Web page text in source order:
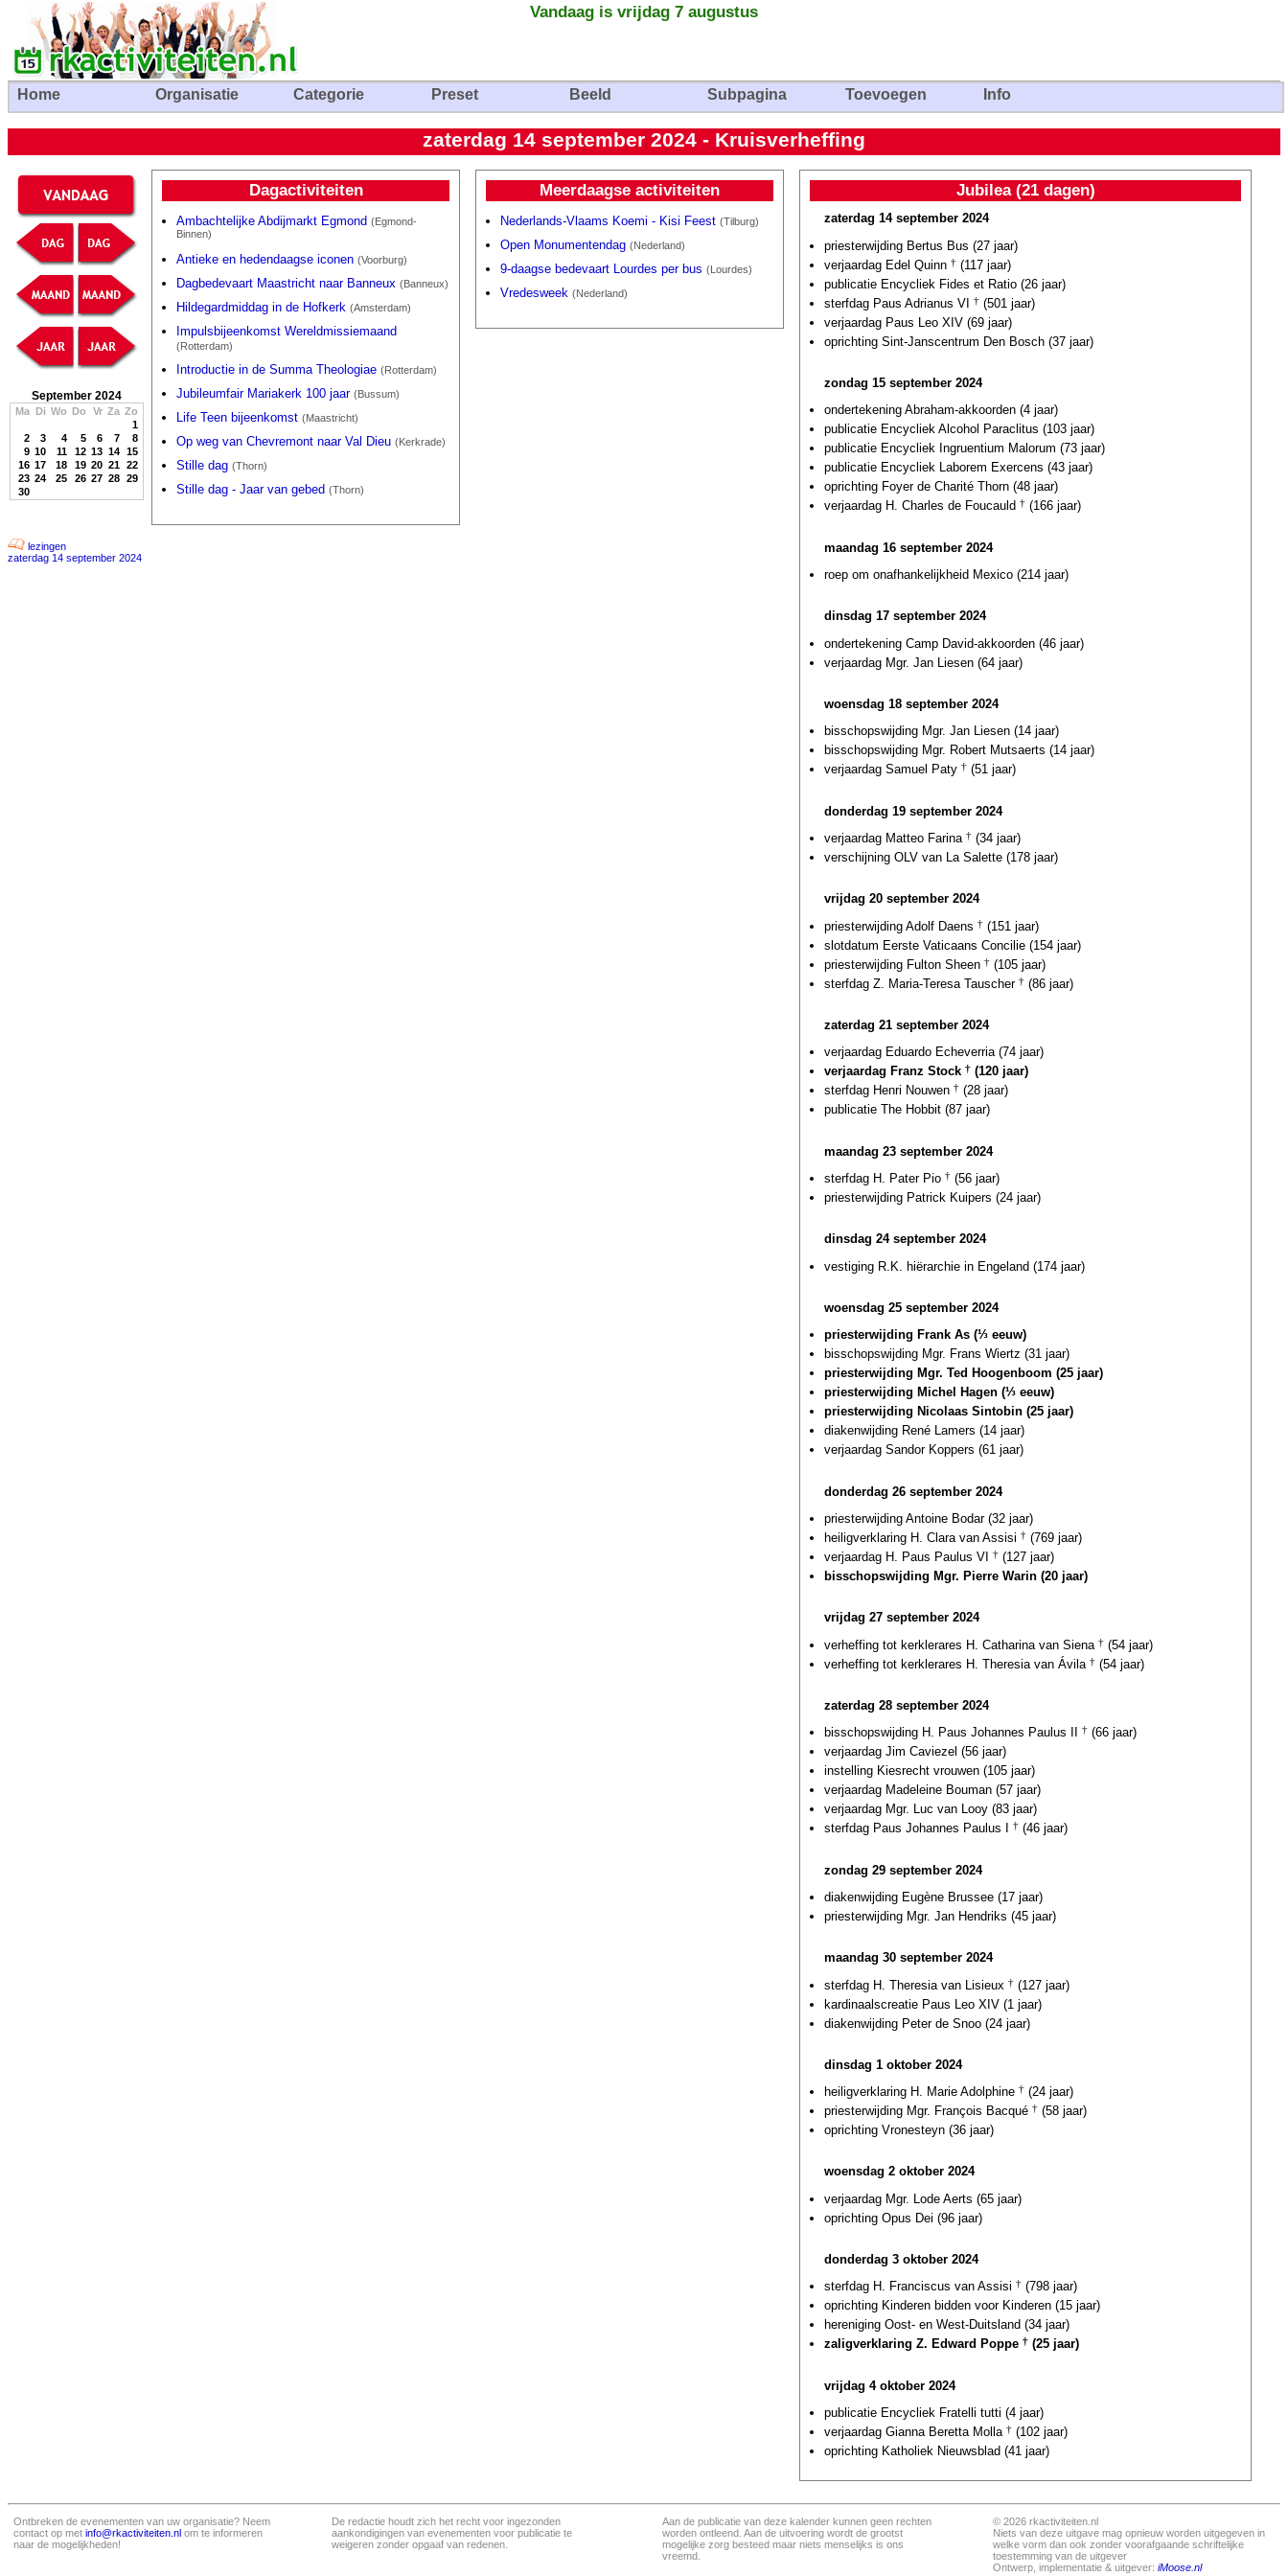
Vandaag is vrijdag 7 augustus
Home Organisatie Categorie Preset Beeld Subpagina Toevoegen Info
zaterdag 14 september 2024 - Kruisverheffing
September 2024
Ma Di Wo Do Vr Za Zo
1
2
3 4 5 6 7
8
9 10 11 12 13 14 15
16 17 18 19 20 21 22
23 24 25 26 27 28 29
30
lezingen
zaterdag 14 september 2024
Dagactiviteiten
Ambachtelijke Abdijmarkt Egmond (Egmond-
Binnen)
Antieke en hedendaagse iconen (Voorburg)
Dagbedevaart Maastricht naar Banneux (Banneux)
Hildegardmiddag in de Hofkerk (Amsterdam)
Impulsbijeenkomst Wereldmissiemaand
(Rotterdam)
Introductie in de Summa Theologiae (Rotterdam)
Jubileumfair Mariakerk 100 jaar (Bussum)
Life Teen bijeenkomst (Maastricht)
Op weg van Chevremont naar Val Dieu (Kerkrade)
Stille dag (Thorn)
Stille dag - Jaar van gebed (Thorn)
Meerdaagse activiteiten
Nederlands-Vlaams Koemi - Kisi Feest (Tilburg)
Open Monumentendag (Nederland)
9-daagse bedevaart Lourdes per bus (Lourdes)
Vredesweek (Nederland)
Jubilea (21 dagen)
zaterdag 14 september 2024
priesterwijding Bertus Bus (27 jaar)
verjaardag Edel Quinn † (117 jaar)
publicatie Encycliek Fides et Ratio (26 jaar)
sterfdag Paus Adrianus VI † (501 jaar)
verjaardag Paus Leo XIV (69 jaar)
oprichting Sint-Janscentrum Den Bosch (37 jaar)
zondag 15 september 2024
ondertekening Abraham-akkoorden (4 jaar)
publicatie Encycliek Alcohol Paraclitus (103 jaar)
publicatie Encycliek Ingruentium Malorum (73 jaar)
publicatie Encycliek Laborem Exercens (43 jaar)
oprichting Foyer de Charité Thorn (48 jaar)
verjaardag H. Charles de Foucauld † (166 jaar)
maandag 16 september 2024
roep om onafhankelijkheid Mexico (214 jaar)
dinsdag 17 september 2024
ondertekening Camp David-akkoorden (46 jaar)
verjaardag Mgr. Jan Liesen (64 jaar)
woensdag 18 september 2024
bisschopswijding Mgr. Jan Liesen (14 jaar)
bisschopswijding Mgr. Robert Mutsaerts (14 jaar)
verjaardag Samuel Paty † (51 jaar)
donderdag 19 september 2024
verjaardag Matteo Farina † (34 jaar)
verschijning OLV van La Salette (178 jaar)
vrijdag 20 september 2024
priesterwijding Adolf Daens † (151 jaar)
slotdatum Eerste Vaticaans Concilie (154 jaar)
priesterwijding Fulton Sheen † (105 jaar)
sterfdag Z. Maria-Teresa Tauscher † (86 jaar)
zaterdag 21 september 2024
verjaardag Eduardo Echeverria (74 jaar)
verjaardag Franz Stock † (120 jaar)
sterfdag Henri Nouwen † (28 jaar)
publicatie The Hobbit (87 jaar)
maandag 23 september 2024
sterfdag H. Pater Pio † (56 jaar)
priesterwijding Patrick Kuipers (24 jaar)
dinsdag 24 september 2024
vestiging R.K. hiërarchie in Engeland (174 jaar)
woensdag 25 september 2024
priesterwijding Frank As (⅓ eeuw)
bisschopswijding Mgr. Frans Wiertz (31 jaar)
priesterwijding Mgr. Ted Hoogenboom (25 jaar)
priesterwijding Michel Hagen (⅓ eeuw)
priesterwijding Nicolaas Sintobin (25 jaar)
diakenwijding René Lamers (14 jaar)
verjaardag Sandor Koppers (61 jaar)
donderdag 26 september 2024
priesterwijding Antoine Bodar (32 jaar)
heiligverklaring H. Clara van Assisi † (769 jaar)
verjaardag H. Paus Paulus VI
† (127 jaar)
bisschopswijding Mgr. Pierre Warin (20 jaar)
vrijdag 27 september 2024
verheffing tot kerklerares H. Catharina van Siena † (54 jaar)
verheffing tot kerklerares H. Theresia van Ávila † (54 jaar)
zaterdag 28 september 2024
bisschopswijding H. Paus Johannes Paulus II
† (66 jaar)
verjaardag Jim Caviezel (56 jaar)
instelling Kiesrecht vrouwen (105 jaar)
verjaardag Madeleine Bouman (57 jaar)
verjaardag Mgr. Luc van Looy (83 jaar)
sterfdag Paus Johannes Paulus I
† (46 jaar)
zondag 29 september 2024
diakenwijding Eugène Brussee (17 jaar)
priesterwijding Mgr. Jan Hendriks (45 jaar)
maandag 30 september 2024
sterfdag H. Theresia van Lisieux † (127 jaar)
kardinaalscreatie Paus Leo XIV (1 jaar)
diakenwijding Peter de Snoo (24 jaar)
dinsdag 1 oktober 2024
heiligverklaring H. Marie Adolphine † (24 jaar)
priesterwijding Mgr. François Bacqué † (58 jaar)
oprichting Vronesteyn (36 jaar)
woensdag 2 oktober 2024
verjaardag Mgr. Lode Aerts (65 jaar)
oprichting Opus Dei (96 jaar)
donderdag 3 oktober 2024
sterfdag H. Franciscus van Assisi † (798 jaar)
oprichting Kinderen bidden voor Kinderen (15 jaar)
hereniging Oost- en West-Duitsland (34 jaar)
zaligverklaring Z. Edward Poppe † (25 jaar)
vrijdag 4 oktober 2024
publicatie Encycliek Fratelli tutti (4 jaar)
verjaardag Gianna Beretta Molla † (102 jaar)
oprichting Katholiek Nieuwsblad (41 jaar)
Ontbreken de evenementen van uw organisatie? Neem
contact op met info@rkactiviteiten.nl om te informeren
naar de mogelijkheden!
De redactie houdt zich het recht voor ingezonden
aankondigingen van evenementen voor publicatie te
weigeren zonder opgaaf van redenen.
Aan de publicatie van deze kalender kunnen geen rechten
worden ontleend. Aan de uitvoering wordt de grootst
mogelijke zorg besteed maar niets menselijks is ons
vreemd.
© 2026 rkactiviteiten.nl
Niets van deze uitgave mag opnieuw worden uitgegeven in
welke vorm dan ook zonder voorafgaande schriftelijke
toestemming van de uitgever
Ontwerp, implementatie & uitgever: iMoose.nl